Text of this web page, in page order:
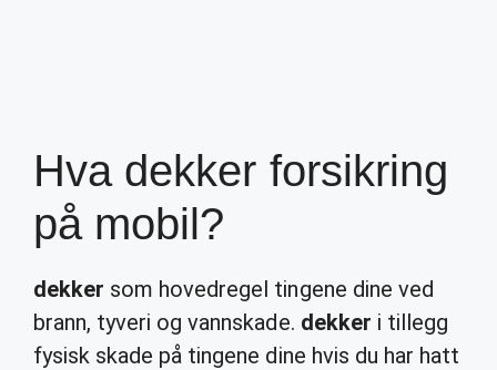
Hva dekker forsikring
på mobil?
dekker som hovedregel tingene dine ved
brann, tyveri og vannskade. dekker i tillegg
fysisk skade på tingene dine hvis du har hatt